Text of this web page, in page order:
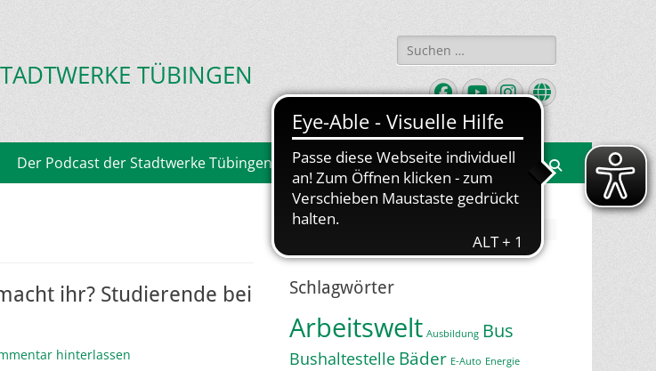
TÜBINGEN
Suchen
nach:
Facebook
YouTube
Instagram
Website
Der Podcast der Stadtwerke Tübingen Suchen
ihr? Studierende bei
hinterlassen
Jetzt Newsletter abonnieren
Schlagwörter
Arbeitswelt Ausbildung Bus
Bushaltestelle Bäder E-Auto Energie